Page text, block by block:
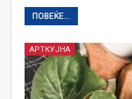
ПОВЕЌЕ...
АРТКУЈНА